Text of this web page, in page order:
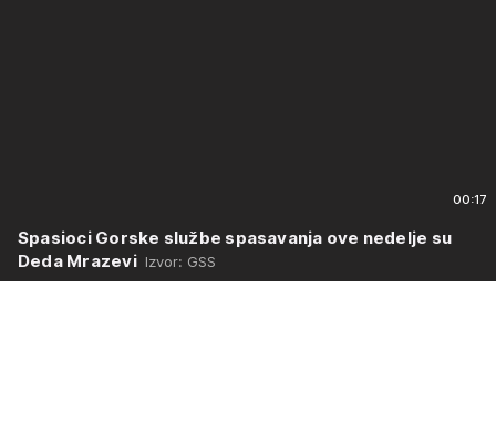
00:17
Spasioci Gorske službe spasavanja ove nedelje su
Deda MrazeviIzvor: GSS